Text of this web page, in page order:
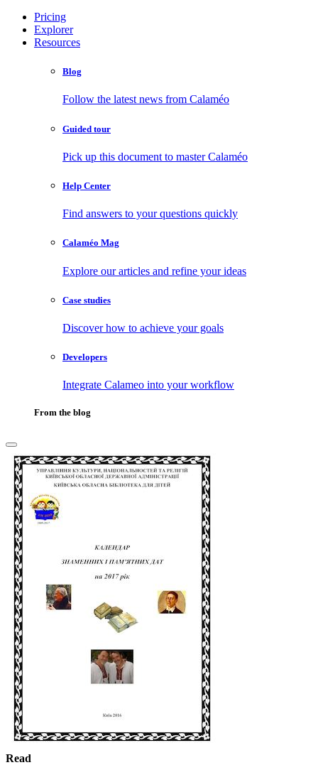
Pricing
Explorer
Resources
Blog
Follow the latest news from Calaméo
Guided tour
Pick up this document to master Calaméo
Help Center
Find answers to your questions quickly
Calaméo Mag
Explore our articles and refine your ideas
Case studies
Discover how to achieve your goals
Developers
Integrate Calameo into your workflow
From the blog
Read